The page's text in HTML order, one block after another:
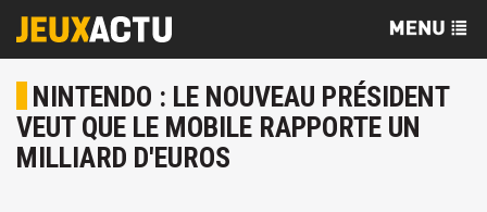
NINTENDO : LE NOUVEAU PRÉSIDENT
VEUT QUE LE MOBILE RAPPORTE UN
MILLIARD D'EUROS